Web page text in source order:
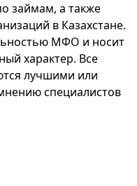
займам, а также
в Казахстане.
МФО и носит
характер. Все
лучшими или
специалистов